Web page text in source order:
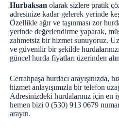
Hurbaksan olarak sizlere pratik
adresinize kadar gelerek yerinde
Özellikle ağır ve taşınması zor
yerinde değerlendirme yaparak,
zahmetsiz bir hizmet sunuyoruz.
ve güvenilir bir şekilde
güncel hurda fiyatları üzerinden
Cerrahpaşa hurdacı arayışınızda,
hizmet anlayışımızla bir telefon
Adresinizdeki hurdalarınız için en
hemen bizi 0 (530) 913 0679
arayın.